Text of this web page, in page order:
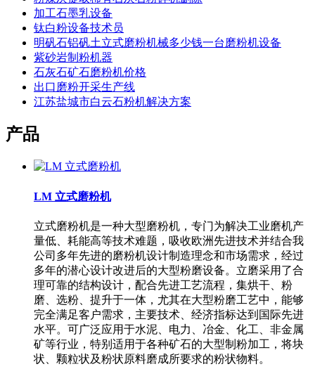
加工石墨乳设备
钛白粉设备技术员
明矾石铝矾土立式磨粉机械多少钱一台磨粉机设备
紫砂岩制粉机器
石灰石矿石磨粉机价格
出口磨粉开采生产线
江苏盐城市白云石粉机解决方案
产品
LM 立式磨粉机
立式磨粉机是一种大型磨粉机，专门为解决工业磨机产
量低、耗能高等技术难题，吸收欧洲先进技术并结合我
公司多年先进的磨粉机设计制造理念和市场需求，经过
多年的潜心设计改进后的大型粉磨设备。立磨采用了合
理可靠的结构设计，配合先进工艺流程，集烘干、粉
磨、选粉、提升于一体，尤其在大型粉磨工艺中，能够
完全满足客户需求，主要技术、经济指标达到国际先进
水平。可广泛应用于水泥、电力、冶金、化工、非金属
矿等行业，特别适用于各种矿石的大型制粉加工，将块
状、颗粒状及粉状原料磨成所要求的粉状物料。